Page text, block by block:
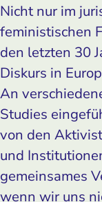
Nicht nur im
feministischen
den letzten 30
Diskurs in
An
Studies
von den
und
gemeinsames
wenn wir uns